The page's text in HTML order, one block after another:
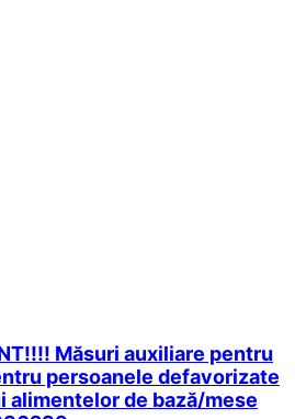
Măsuri auxiliare pentru
persoanele defavorizate
alimentelor de bază/mese